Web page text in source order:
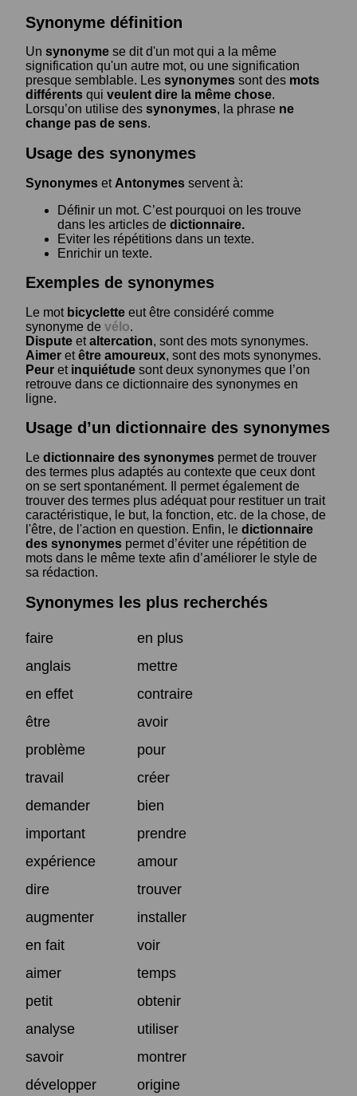
Synonyme définition
Un synonyme se dit d'un mot qui a la même
signification qu'un autre mot, ou une signification
presque semblable. Les synonymes sont des mots
différents qui veulent dire la même chose.
Lorsqu’on utilise des synonymes, la phrase ne
change pas de sens.
Usage des synonymes
Synonymes et Antonymes servent à:
Définir un mot. C’est pourquoi on les trouve
dans les articles de dictionnaire.
Eviter les répétitions dans un texte.
Enrichir un texte.
Exemples de synonymes
Le mot bicyclette eut être considéré comme
synonyme de vélo.
Dispute etaltercation, sont des mots synonymes.
Aimer etêtre amoureux, sont des mots synonymes.
Peur et inquiétude sont deux synonymes que l’on
retrouve dans ce dictionnaire des synonymes en
ligne.
Usage d’un dictionnaire des synonymes
Le dictionnaire des synonymes permet de trouver
des termes plus adaptés au contexte que ceux dont
on se sert spontanément. Il permet également de
trouver des termes plus adéquat pour restituer un trait
caractéristique, le but, la fonction, etc. de la chose, de
l'être, de l'action en question. Enfin, le dictionnaire
des synonymes permet d’éviter une répétition de
mots dans le même texte afin d’améliorer le style de
sa rédaction.
Synonymes les plus recherchés
faire
en plus
anglais
mettre
en effet
contraire
être
avoir
problème
pour
travail
créer
demander
bien
important
prendre
expérience
amour
dire
trouver
augmenter
installer
en fait
voir
aimer
temps
petit
obtenir
analyse
utiliser
savoir
montrer
développer
origine